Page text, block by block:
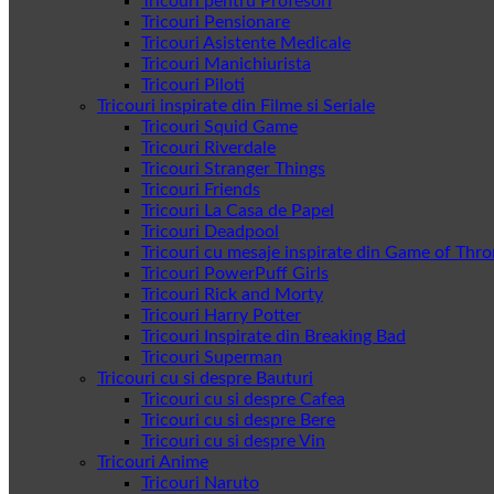
Tricouri Pensionare
Tricouri Asistente Medicale
Tricouri Manichiurista
Tricouri Piloti
Tricouri inspirate din Filme si Seriale
Tricouri Squid Game
Tricouri Riverdale
Tricouri Stranger Things
Tricouri Friends
Tricouri La Casa de Papel
Tricouri Deadpool
Tricouri cu mesaje inspirate din Game of
Tricouri PowerPuff Girls
Tricouri Rick and Morty
Tricouri Harry Potter
Tricouri Inspirate din Breaking Bad
Tricouri Superman
Tricouri cu si despre Bauturi
Tricouri cu si despre Cafea
Tricouri cu si despre Bere
Tricouri cu si despre Vin
Tricouri Anime
Tricouri Naruto